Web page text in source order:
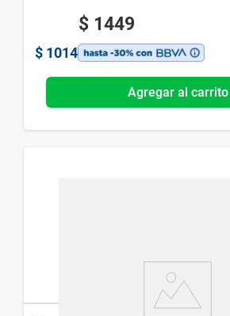
$ 1449
$ 1014
Agregar al carrito